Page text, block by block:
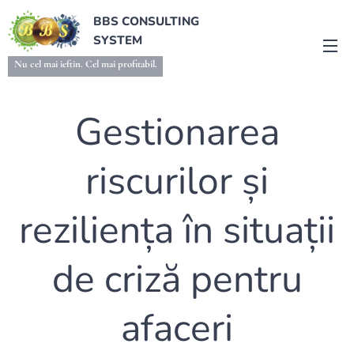
BBS CONSULTING
SYSTEM
Nu cel mai ieftin. Cel mai profitabil.
Gestionarea
riscurilor și
reziliența în situații
de criză pentru
afaceri